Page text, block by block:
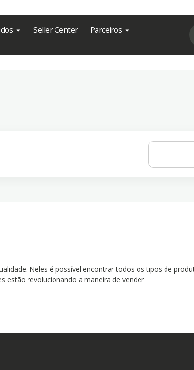
Seller Center Parceiros
Neles é possível encontrar todos os tipos de
estão revolucionando a maneira de vender